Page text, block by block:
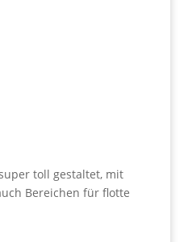
toll gestaltet, mit
Bereichen für flotte